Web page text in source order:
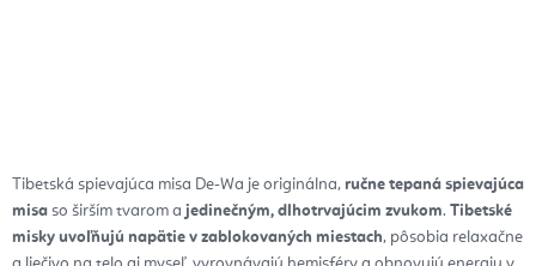
Tibetská spievajúca misa De-Wa je originálna, ručne tepaná spievajúca
misa so širším tvarom a jedinečným, dlhotrvajúcim zvukom. Tibetské
misky uvoľňujú napätie v zablokovaných miestach, pôsobia relaxačne